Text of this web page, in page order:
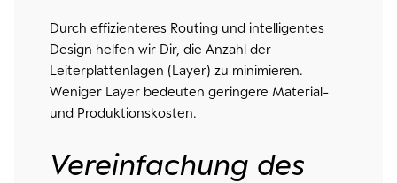
Durch effizienteres Routing und intelligentes
Design helfen wir Dir, die Anzahl der
Leiterplattenlagen (Layer) zu minimieren.
Weniger Layer bedeuten geringere Material-
und Produktionskosten.
Vereinfachung des